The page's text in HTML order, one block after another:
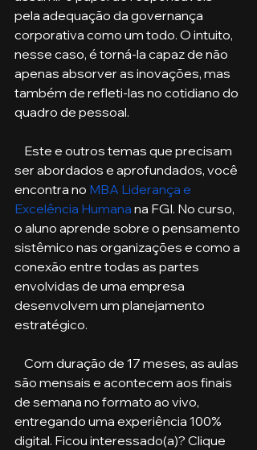
pela adequação da governança
corporativa como um todo. O intuito,
nesse caso, é torná-la capaz de não
apenas absorver as inovações, mas
também de refleti-las no cotidiano do
quadro de pessoal.
ser abordados e aprofundados, você
encontra no MBA Liderança e
Excelência Humana na FGI. No curso,
o aluno aprende sobre o pensamento
sistêmico nas organizações e como a
conexão entre todas as partes
envolvidas de uma empresa
desenvolvem um planejamento
estratégico.
são mensais e acontecem aos finais
de semana no formato ao vivo,
entregando uma experiência 100%
digital. Ficou interessado(a)? Clique